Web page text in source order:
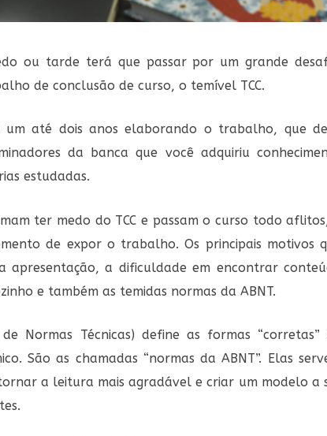
ou tarde terá que passar por um grande
de conclusão de curso, o temível TCC.
um até dois anos elaborando o trabalho, que
da banca que você adquiriu
estudadas.
ter medo do TCC e passam o curso todo
de expor o trabalho. Os principais motivos
apresentação, a dificuldade em encontrar
e também as temidas normas da ABNT.
Normas Técnicas) define as formas “corretas”
São as chamadas “normas da ABNT”. Elas
a leitura mais agradável e criar um modelo a